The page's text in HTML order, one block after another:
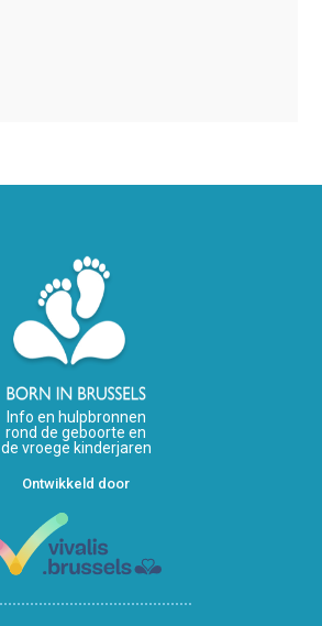
Info en hulpbronnen
rond de geboorte en
de vroege kinderjaren
Ontwikkeld door